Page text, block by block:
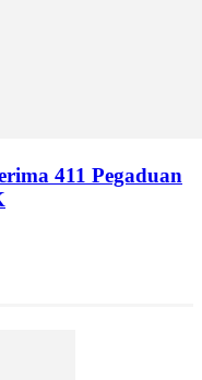
411 Pegaduan